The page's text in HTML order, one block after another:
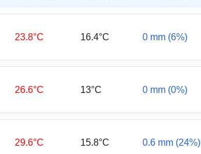
23.8°C 16.4°C 0 mm (6%)
26.6°C 13°C 0 mm (0%)
29.6°C 15.8°C 0.6 mm (24%)